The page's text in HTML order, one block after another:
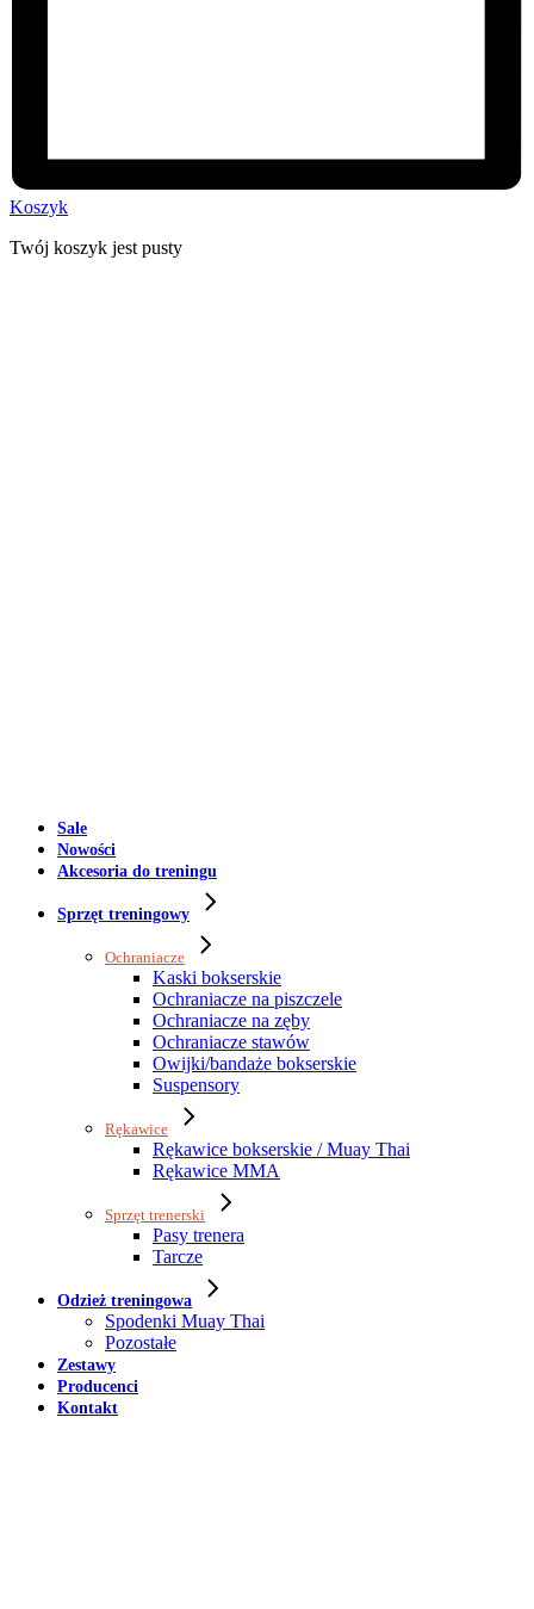
Koszyk
Twój koszyk jest pusty
Sale
Nowości
Akcesoria do treningu
Sprzęt treningowy
Ochraniacze
Kaski bokserskie
Ochraniacze na piszczele
Ochraniacze na zęby
Ochraniacze stawów
Owijki/bandaże bokserskie
Suspensory
Rękawice
Rękawice bokserskie / Muay Thai
Rękawice MMA
Sprzęt trenerski
Pasy trenera
Tarcze
Odzież treningowa
Spodenki Muay Thai
Pozostałe
Zestawy
Producenci
Kontakt